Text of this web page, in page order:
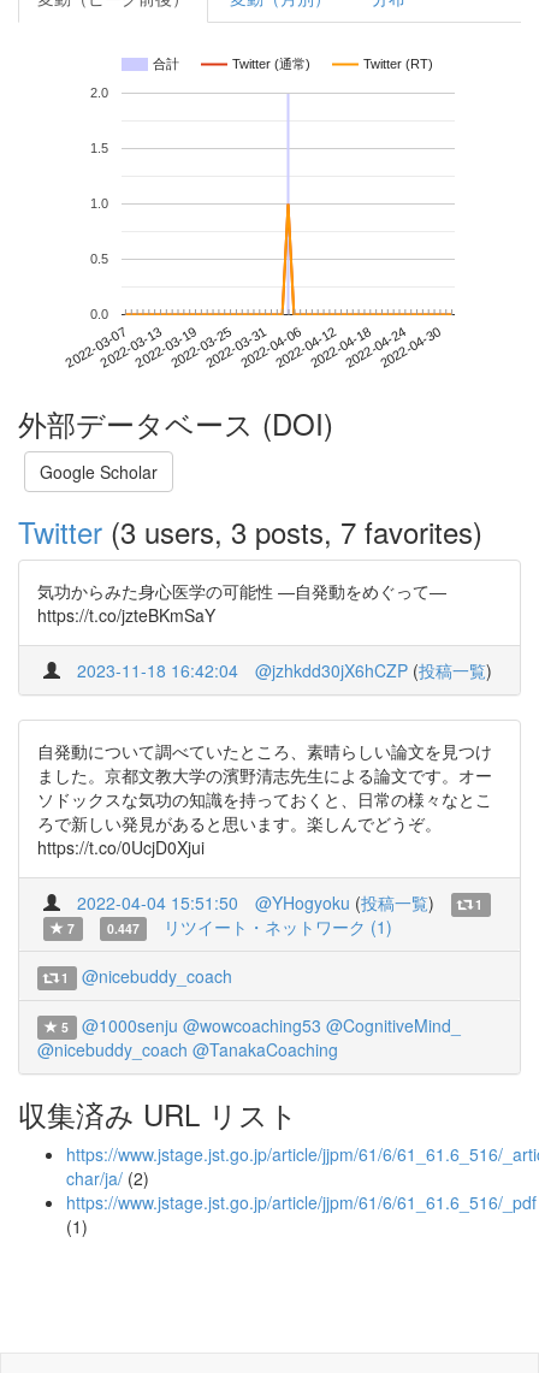
合計 Twitter (通常) Twitter (RT)
2022-03-072022-03-132022-03-192022-03-252022-03-312022-04-062022-04-122022-04-182022-04-242022-04-30
0.0
0.5
1.0
1.5
2.0
外部データベース (DOI)
Google Scholar
Twitter (3 users, 3 posts, 7 favorites)
気功からみた身心医学の可能性 ―自発動をめぐって―
https://t.co/jzteBKmSaY
2023-11-18 16:42:04 @jzhkdd30jX6hCZP (投稿一覧)
自発動について調べていたところ、素晴らしい論文を見つけ
ました。京都文教大学の濱野清志先生による論文です。オー
ソドックスな気功の知識を持っておくと、日常の様々なとこ
ろで新しい発見があると思います。楽しんでどうぞ。
https://t.co/0UcjD0Xjui
2022-04-04 15:51:50 @YHogyoku (投稿一覧)
1
7
0.447 リツイート・ネットワーク (1)
1 @nicebuddy_coach
5 @1000senju @wowcoaching53 @CognitiveMind_
@nicebuddy_coach @TanakaCoaching
収集済み URL リスト
https://www.jstage.jst.go.jp/article/jjpm/61/6/61_61.6_516/
char/ja/ (2)
https://www.jstage.jst.go.jp/article/jjpm/61/6/61_61.6_516/_pdf
(1)